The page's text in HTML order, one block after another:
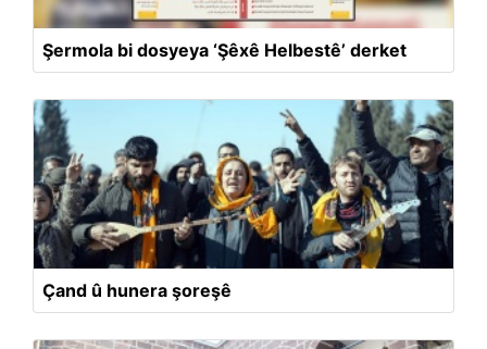
Şermola bi dosyeya ‘Şêxê Helbestê’ derket
Çand û hunera şoreşê